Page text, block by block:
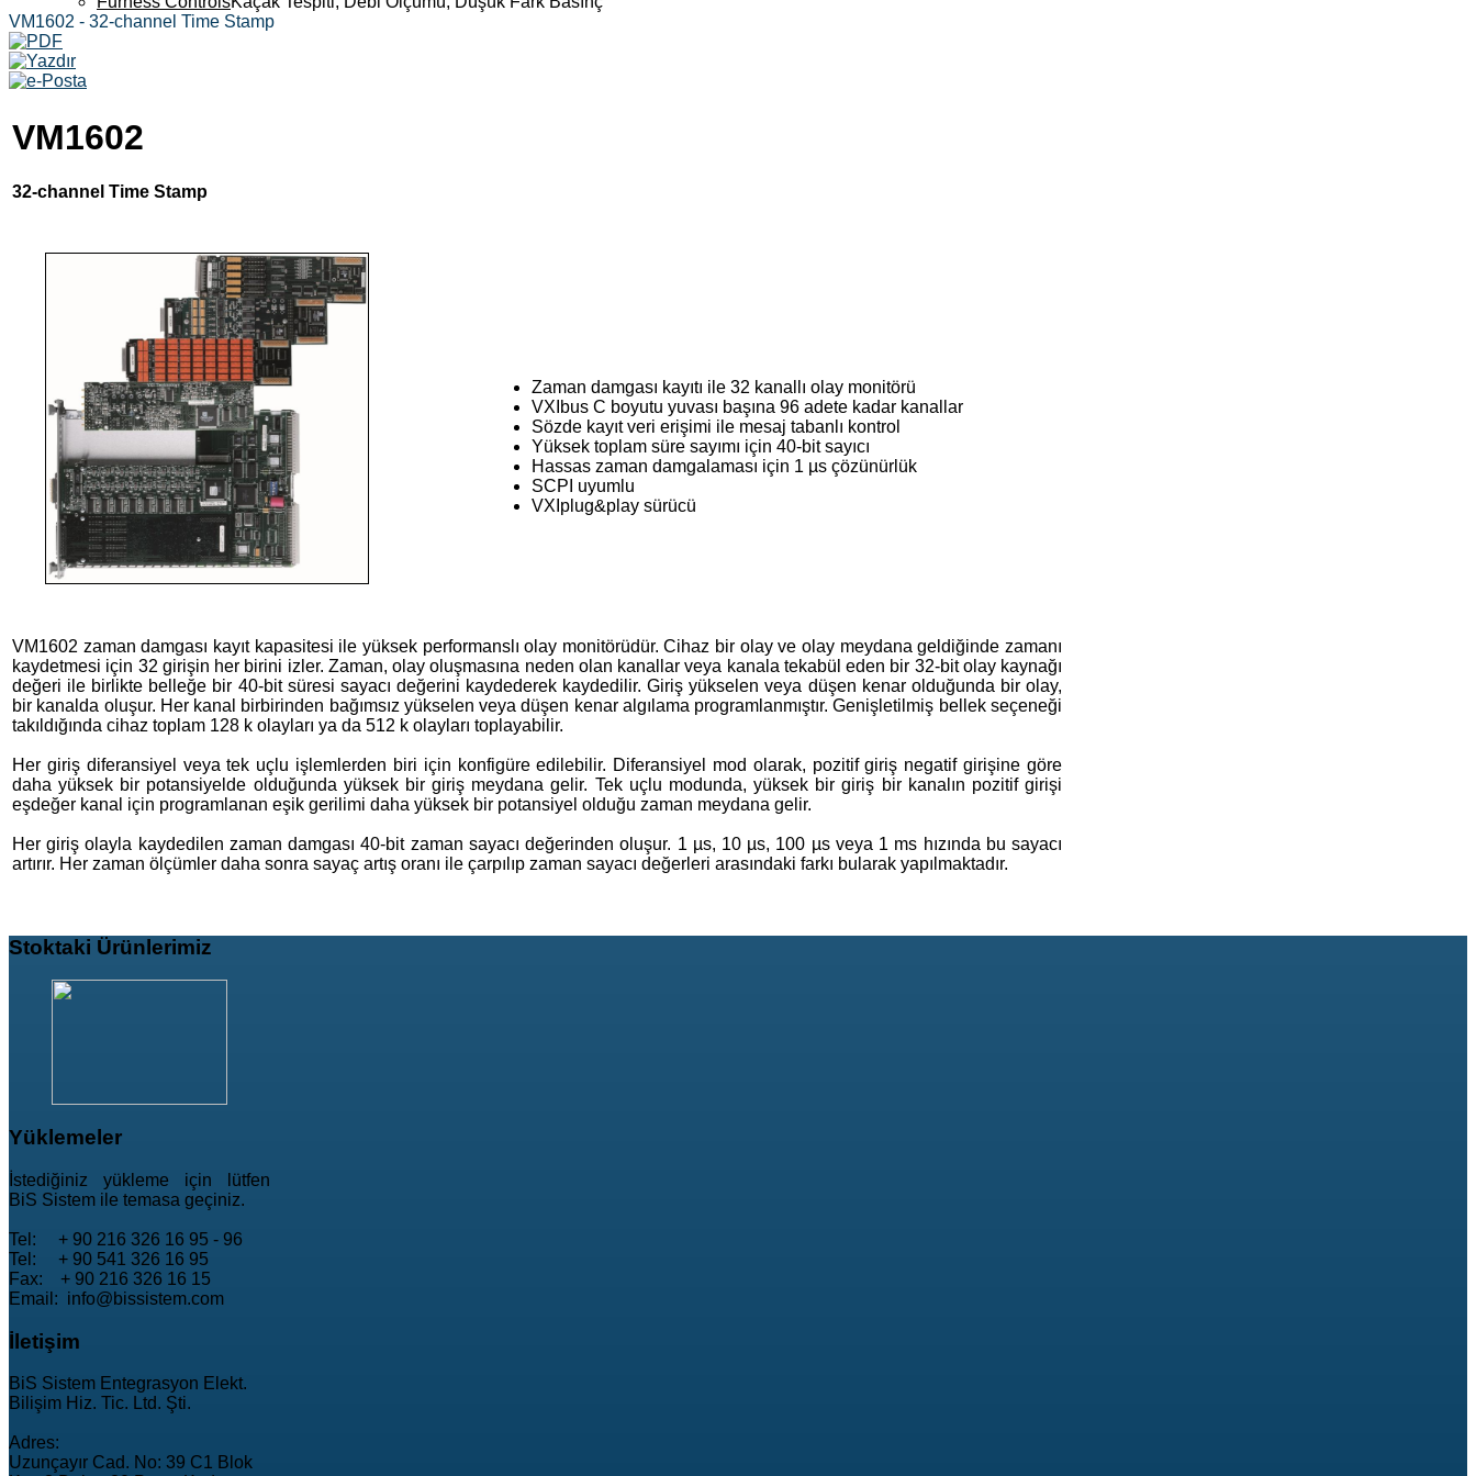
VM1602 - 32-channel Time Stamp
VM1602
32-channel Time Stamp
Zaman damgası kayıtı ile 32 kanallı olay monitörü
VXIbus C boyutu yuvası başına 96 adete kadar kanallar
Sözde kayıt veri erişimi ile mesaj tabanlı kontrol
Yüksek toplam süre sayımı için 40-bit sayıcı
Hassas zaman damgalaması için 1 µs çözünürlük
SCPI uyumlu
VXIplug&play sürücü
VM1602 zaman damgası kayıt kapasitesi ile yüksek performanslı olay monitörüdür. Cihaz bir olay ve olay meydana geldiğinde zamanı
kaydetmesi için 32 girişin her birini izler. Zaman, olay oluşmasına neden olan kanallar veya kanala tekabül eden bir 32-bit olay kaynağı
değeri ile birlikte belleğe bir 40-bit süresi sayacı değerini kaydederek kaydedilir. Giriş yükselen veya düşen kenar olduğunda bir olay,
bir kanalda oluşur. Her kanal birbirinden bağımsız yükselen veya düşen kenar algılama programlanmıştır. Genişletilmiş bellek seçeneği
takıldığında cihaz toplam 128 k olayları ya da 512 k olayları toplayabilir.
Her giriş diferansiyel veya tek uçlu işlemlerden biri için konfigüre edilebilir. Diferansiyel mod olarak, pozitif giriş negatif girişine göre
daha yüksek bir potansiyelde olduğunda yüksek bir giriş meydana gelir. Tek uçlu modunda, yüksek bir giriş bir kanalın pozitif girişi
eşdeğer kanal için programlanan eşik gerilimi daha yüksek bir potansiyel olduğu zaman meydana gelir.
Her giriş olayla kaydedilen zaman damgası 40-bit zaman sayacı değerinden oluşur. 1 µs, 10 µs, 100 µs veya 1 ms hızında bu sayacı
artırır. Her zaman ölçümler daha sonra sayaç artış oranı ile çarpılıp zaman sayacı değerleri arasındaki farkı bularak yapılmaktadır.
Stoktaki Ürünlerimiz
Yüklemeler
İstediğiniz yükleme için lütfen
BiS Sistem ile temasa geçiniz.
Tel: + 90 216 326 16 95 - 96
Tel: + 90 541 326 16 95
Fax: + 90 216 326 16 15
Email: info@bissistem.com
İletişim
BiS Sistem Entegrasyon Elekt.
Bilişim Hiz. Tic. Ltd. Şti.
Adres:
Uzunçayır Cad. No: 39 C1 Blok